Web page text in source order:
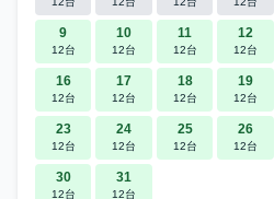
9
12台
10
12台
11
12台
12
12台
16
12台
17
12台
18
12台
19
12台
23
12台
24
12台
25
12台
26
12台
30
12台
31
12台